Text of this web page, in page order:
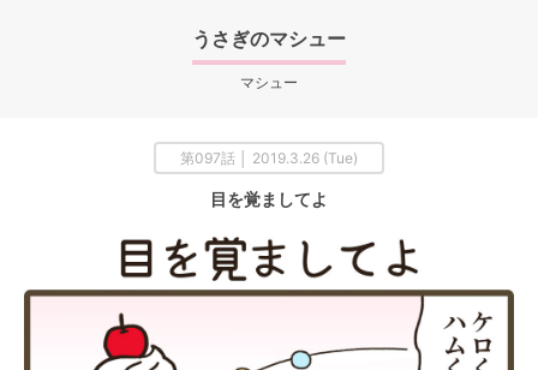
うさぎのマシュー
マシュー
第097話 │ 2019.3.26 (Tue)
目を覚ましてよ